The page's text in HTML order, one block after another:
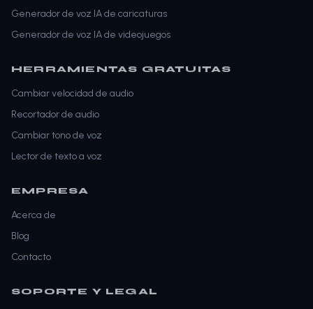
Generador de voz IA de caricaturas
Generador de voz IA de videojuegos
HERRAMIENTAS GRATUITAS
Cambiar velocidad de audio
Recortador de audio
Cambiar tono de voz
Lector de texto a voz
EMPRESA
Acerca de
Blog
Contacto
SOPORTE Y LEGAL